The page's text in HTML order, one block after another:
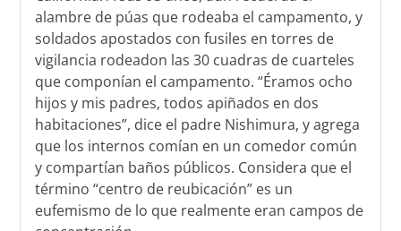
alambre de púas que rodeaba el campamento, y
soldados apostados con fusiles en torres de
vigilancia rodeadon las 30 cuadras de cuarteles
que componían el campamento. “Éramos ocho
hijos y mis padres, todos apiñados en dos
habitaciones”, dice el padre Nishimura, y agrega
que los internos comían en un comedor común
y compartían baños públicos. Considera que el
término “centro de reubicación” es un
eufemismo de lo que realmente eran campos de